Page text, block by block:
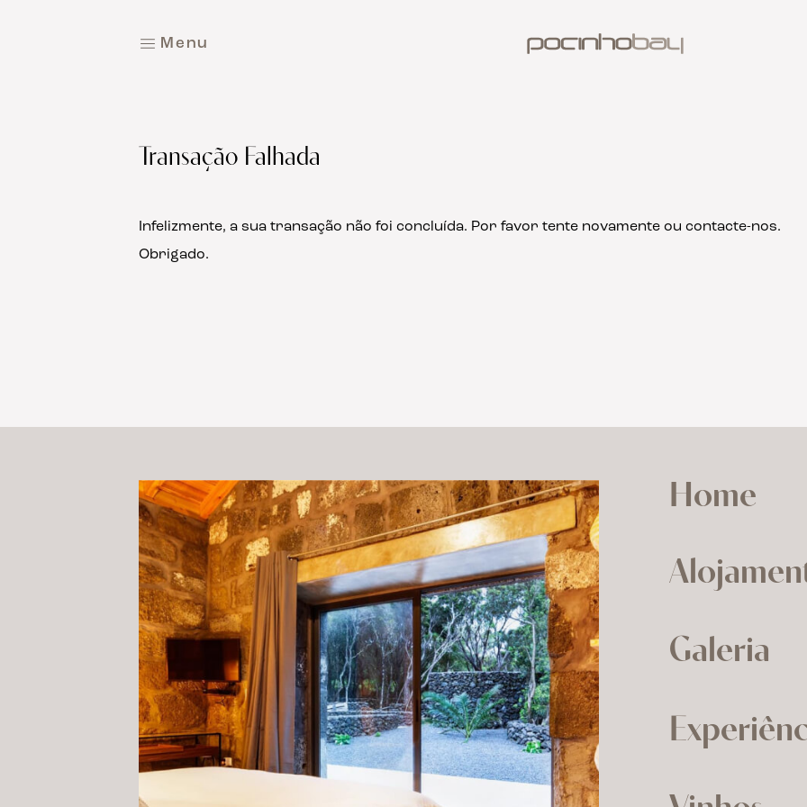
Me n u
Transação Falhada
Infelizmente, a sua transação não foi concluída. Por favor tente novamente ou contacte-nos.
Obrigado.
Home
Galeria